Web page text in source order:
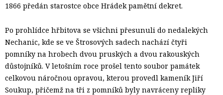
1866 předán starostce obce Hrádek pamětní dekret.
Po prohlídce hřbitova se všichni přesunuli do nedalekých
Nechanic, kde se ve Štrosových sadech nachází čtyři
pomníky na hrobech dvou pruských a dvou rakouských
důstojníků. V letošním roce prošel tento soubor památek
celkovou náročnou opravou, kterou provedl kameník Jiří
Soukup, přičemž na tři z pomníků byly navráceny repliky